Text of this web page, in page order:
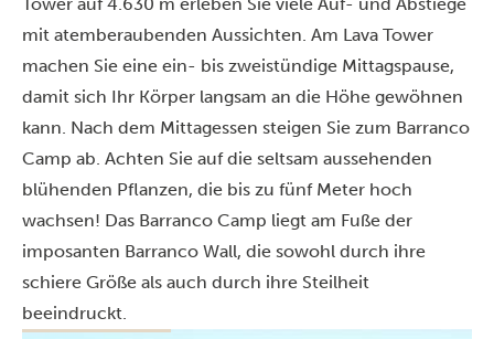
mit atemberaubenden Aussichten. Am Lava Tower
machen Sie eine ein- bis zweistündige Mittagspause,
damit sich Ihr Körper langsam an die Höhe gewöhnen
kann. Nach dem Mittagessen steigen Sie zum Barranco
Camp ab. Achten Sie auf die seltsam aussehenden
blühenden Pflanzen, die bis zu fünf Meter hoch
wachsen! Das Barranco Camp liegt am Fuße der
imposanten Barranco Wall, die sowohl durch ihre
schiere Größe als auch durch ihre Steilheit
beeindruckt.